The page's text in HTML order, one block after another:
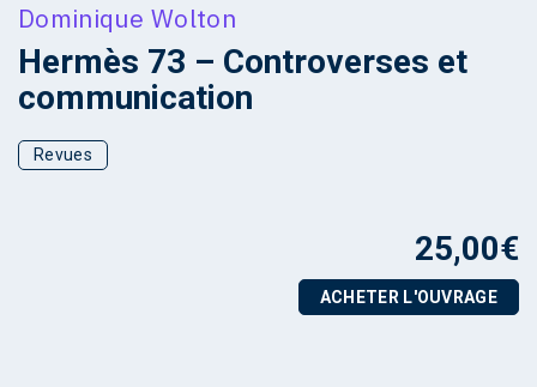
Dominique Wolton
Hermès 73 – Controverses et
communication
Revues
25,00€
ACHETER L'OUVRAGE